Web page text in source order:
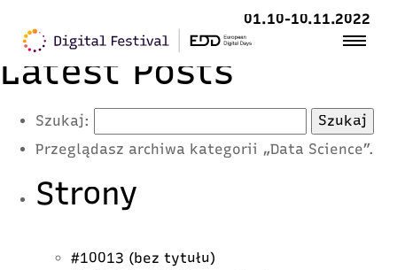
01.10-10.11.2022
Latest Posts
Szukaj:
Przeglądasz archiwa kategorii „Data Science”.
Strony
#10013 (bez tytułu)